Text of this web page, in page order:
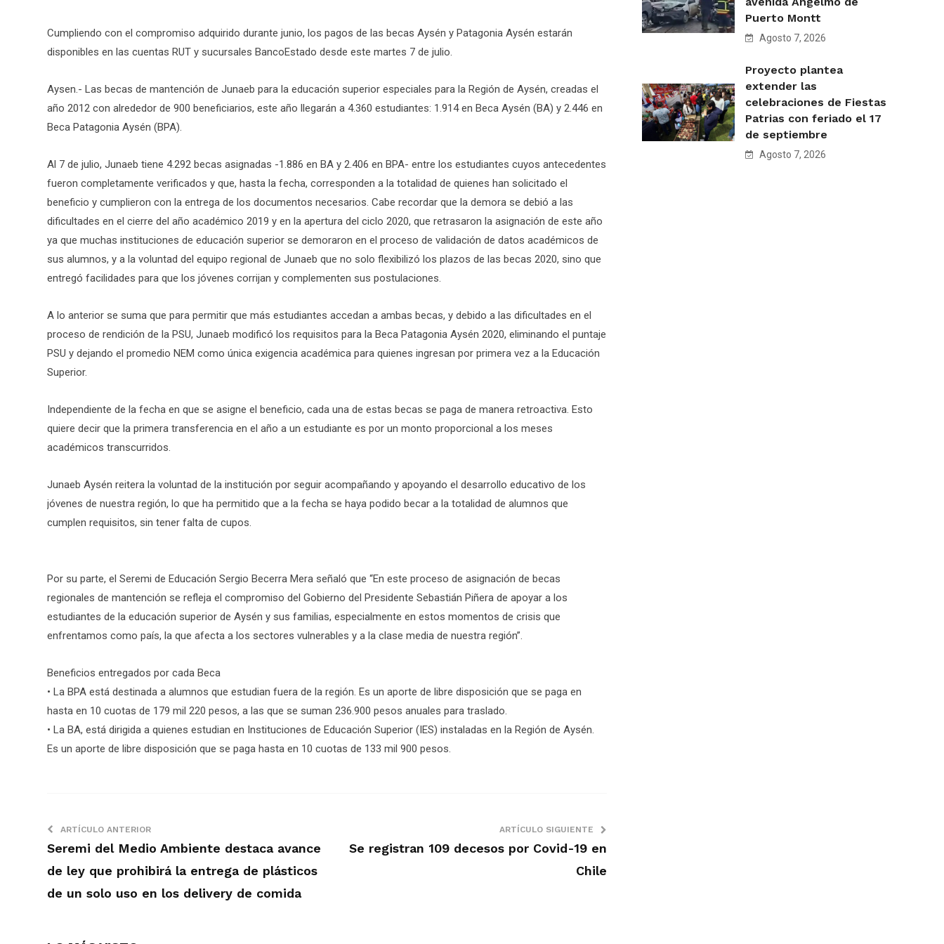
Cumpliendo con el compromiso adquirido durante junio, los pagos de las becas Aysén y Patagonia Aysén estarán
disponibles en las cuentas RUT y sucursales BancoEstado desde este martes 7 de julio.
Aysen.- Las becas de mantención de Junaeb para la educación superior especiales para la Región de Aysén, creadas el
año 2012 con alrededor de 900 beneficiarios, este año llegarán a 4.360 estudiantes: 1.914 en Beca Aysén (BA) y 2.446 en
Beca Patagonia Aysén (BPA).
Al 7 de julio, Junaeb tiene 4.292 becas asignadas -1.886 en BA y 2.406 en BPA- entre los estudiantes cuyos antecedentes
fueron completamente verificados y que, hasta la fecha, corresponden a la totalidad de quienes han solicitado el
beneficio y cumplieron con la entrega de los documentos necesarios. Cabe recordar que la demora se debió a las
dificultades en el cierre del año académico 2019 y en la apertura del ciclo 2020, que retrasaron la asignación de este año
ya que muchas instituciones de educación superior se demoraron en el proceso de validación de datos académicos de
sus alumnos, y a la voluntad del equipo regional de Junaeb que no solo flexibilizó los plazos de las becas 2020, sino que
entregó facilidades para que los jóvenes corrijan y complementen sus postulaciones.
A lo anterior se suma que para permitir que más estudiantes accedan a ambas becas, y debido a las dificultades en el
proceso de rendición de la PSU, Junaeb modificó los requisitos para la Beca Patagonia Aysén 2020, eliminando el puntaje
PSU y dejando el promedio NEM como única exigencia académica para quienes ingresan por primera vez a la Educación
Superior.
Independiente de la fecha en que se asigne el beneficio, cada una de estas becas se paga de manera retroactiva. Esto
quiere decir que la primera transferencia en el año a un estudiante es por un monto proporcional a los meses
académicos transcurridos.
Junaeb Aysén reitera la voluntad de la institución por seguir acompañando y apoyando el desarrollo educativo de los
jóvenes de nuestra región, lo que ha permitido que a la fecha se haya podido becar a la totalidad de alumnos que
cumplen requisitos, sin tener falta de cupos.
Por su parte, el Seremi de Educación Sergio Becerra Mera señaló que “En este proceso de asignación de becas
regionales de mantención se refleja el compromiso del Gobierno del Presidente Sebastián Piñera de apoyar a los
estudiantes de la educación superior de Aysén y sus familias, especialmente en estos momentos de crisis que
enfrentamos como país, la que afecta a los sectores vulnerables y a la clase media de nuestra región”.
Beneficios entregados por cada Beca
• La BPA está destinada a alumnos que estudian fuera de la región. Es un aporte de libre disposición que se paga en
hasta en 10 cuotas de 179 mil 220 pesos, a las que se suman 236.900 pesos anuales para traslado.
• La BA, está dirigida a quienes estudian en Instituciones de Educación Superior (IES) instaladas en la Región de Aysén.
Es un aporte de libre disposición que se paga hasta en 10 cuotas de 133 mil 900 pesos.
ARTÍCULO ANTERIOR
Seremi del Medio Ambiente destaca avance
de ley que prohibirá la entrega de plásticos
de un solo uso en los delivery de comida
ARTÍCULO SIGUIENTE
Se registran 109 decesos por Covid-19 en
Chile
Puerto Montt
Agosto 7, 2026
Proyecto plantea
extender las
celebraciones de Fiestas
Patrias con feriado el 17
de septiembre
Agosto 7, 2026